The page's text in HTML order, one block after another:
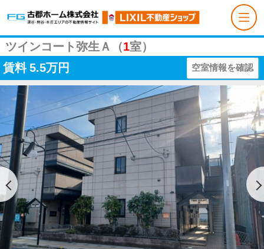
ツインコート弥生Ａ（1室）
賃料 5.5万円 空室情報を確認